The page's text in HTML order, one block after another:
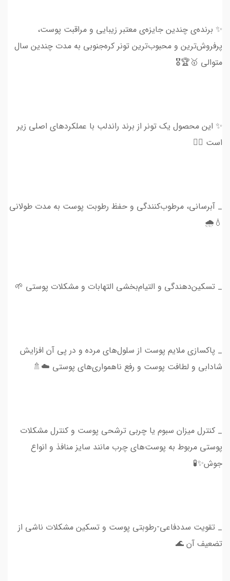
✨ برنده‌ی چندین جایزه‌ی معتبر زیبایی و مراقبت پوست،
پرفروش‌ترین و محبوب‌ترین تونر کره‌جنوبی به مدت چندین سال
متوالی 🥇🏆🎖️
✨ این محصول یک تونر از برند راندلب با عملکردهای اصلی زیر
است 👇🏻
_ آبرسانی، مرطوب‌کنندگی و حفظ رطوبت پوست به مدت طولانی
💧🌧️
_ تسکین‌دهندگی و التیام‌بخشی التهابات و مشکلات پوستی 🌱
_ پاکسازی ملایم پوست از سلول‌های مرده و در پی آن افزایش
شادابی و لطافت پوست و رفع ناهمواری‌های پوستی ☁️🚿
_ کنترل میزان سبوم یا چربی ترشحی پوست و کنترل مشکلات
پوستی مربوط به پوست‌های چرب مانند سایز منافذ و انواع
جوش✨🧪
_ تقویت سددفاعی-رطوبتی پوست و تسکین مشکلات ناشی از
تضعیف آن 🌊